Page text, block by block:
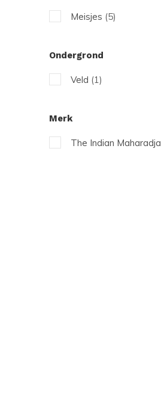
Meisjes (5)
Ondergrond
Veld (1)
Merk
The Indian Maharadja